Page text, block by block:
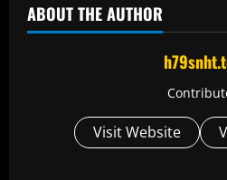
ABOUT THE AUTHOR
Visit Website